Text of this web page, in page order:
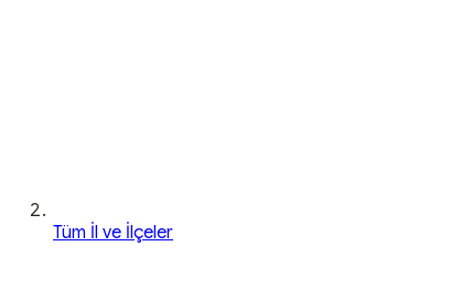
Tüm İl ve İlçeler